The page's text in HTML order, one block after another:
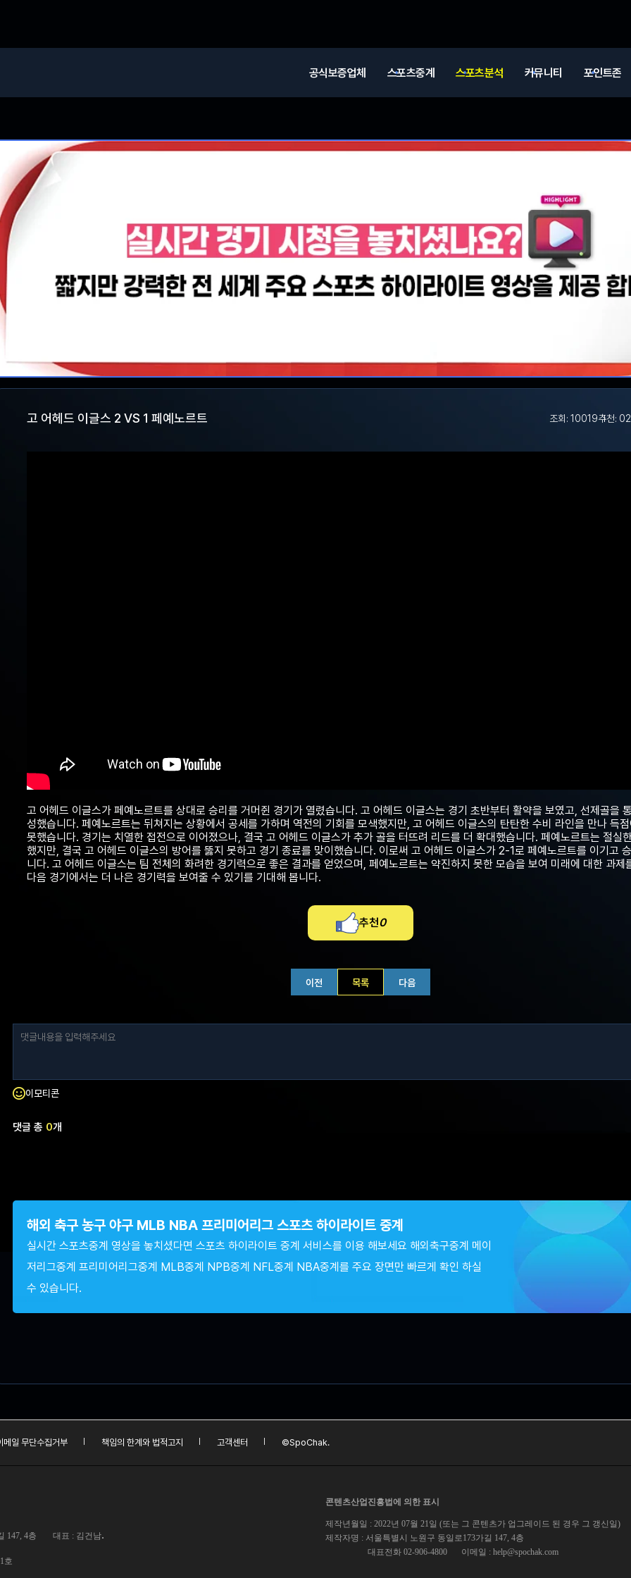
공식보증업체 스포츠중계 스포츠분석 커뮤니티 포인트존
고 어헤드 이글스 2 VS 1 페예노르트 조회: 10019추천: 0
고 어헤드 이글스가 페예노르트를 상대로 승리를 거머쥔 경기가 열렸습니다. 고 어헤드 이글스는 경기 초반부터 활약을 보였고, 선제골을
성했습니다. 페예노르트는 뒤쳐지는 상황에서 공세를 가하며 역전의 기회를 모색했지만, 고 어헤드 이글스의 탄탄한 수비 라인을 만나 득
못했습니다. 경기는 치열한 접전으로 이어졌으나, 결국 고 어헤드 이글스가 추가 골을 터뜨려 리드를 더 확대했습니다. 페예노르트는 절실
했지만, 결국 고 어헤드 이글스의 방어를 뚫지 못하고 경기 종료를 맞이했습니다. 이로써 고 어헤드 이글스가 2-1로 페예노르트를 이기고
니다. 고 어헤드 이글스는 팀 전체의 화려한 경기력으로 좋은 결과를 얻었으며, 페예노르트는 약진하지 못한 모습을 보여 미래에 대한 과제
다음 경기에서는 더 나은 경기력을 보여줄 수 있기를 기대해 봅니다.
추천0
이전 목록 다음
이모티콘
댓글 총 0개
해외 축구 농구 야구 MLB NBA 프리미어리그 스포츠 하이라이트 중계
실시간 스포츠중계 영상을 놓치셨다면 스포츠 하이라이트 중계 서비스를 이용 해보세요 해외축구중계 메이
저리그중계 프리미어리그중계 MLB중계 NPB중계 NFL중계 NBA중계를 주요 장면만 빠르게 확인 하실
수 있습니다.
메일 무단수집거부 책임의 한계와 법적고지 고객센터 ©SpoChak.
147, 4층 대표 : 김건남.
호
콘텐츠산업진흥법에 의한 표시
제작년월일 : 2022년 07월 21일 (또는 그 콘텐츠가 업그레이드 된 경우 그 갱신일)
제작자명 : 서울특별시 노원구 동일로173가길 147, 4층
대표전화 02-906-4800
이메일 : help@spochak.com